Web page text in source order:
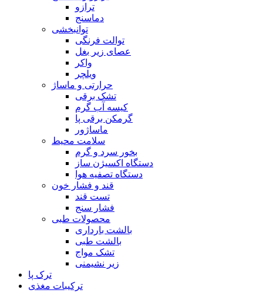
ترازو
دماسنج
توانبخشی
توالت فرنگی
عصای زیر بغل
واکر
ویلچر
حرارتی و ماساژ
تشک برقی
کیسه آب گرم
گرمکن برقی پا
ماساژور
سلامت محیط
بخور سرد و گرم
دستگاه اکسیژن ساز
دستگاه تصفیه هوا
قند و فشار خون
تست قند
فشار سنج
محصولات طبی
بالشت بارداری
بالشت طبی
تشک مواج
زیر نشیمنی
ترک پا
ترکیبات مغذی